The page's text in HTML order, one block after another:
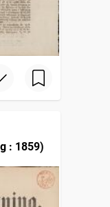
: 1859)